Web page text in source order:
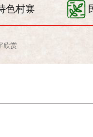
色村寨
欣赏